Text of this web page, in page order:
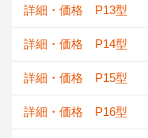
詳細・価格 P13型
詳細・価格 P14型
詳細・価格 P15型
詳細・価格 P16型